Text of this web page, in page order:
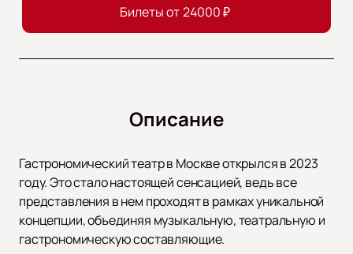
Билеты от24000₽
Описание
Гастрономический театр в Москве открылся в 2023
году. Это стало настоящей сенсацией, ведь все
представления в нем проходят в рамках уникальной
концепции, объединяя музыкальную, театральную и
гастрономическую составляющие.